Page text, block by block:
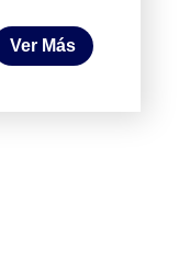
Ver Más